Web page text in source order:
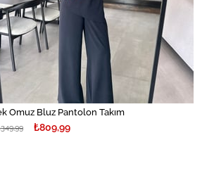
Omuz Bluz Pantolon Takım
₺809,99